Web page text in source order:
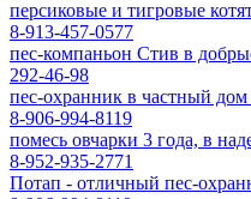
персиковые и тигровые
8-913-457-0577
пес-компаньон Стив в
292-46-98
пес-охранник в частный дом
8-906-994-8119
помесь овчарки 3 года, в
8-952-935-2771
Потап - отличный пес-